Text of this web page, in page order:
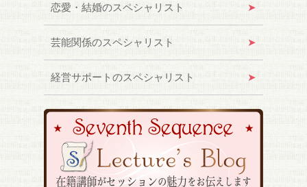
恋愛・結婚のスペシャリスト
芸能関係のスペシャリスト
経営サポートのスペシャリスト